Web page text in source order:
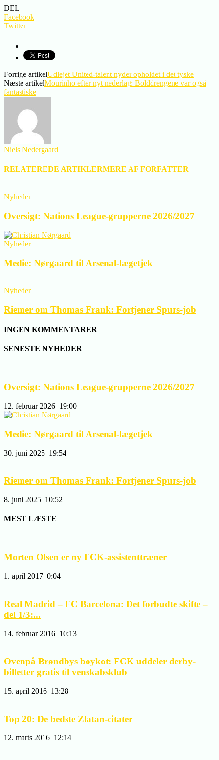
DEL
Facebook
Twitter
Forrige artikelUdlejet United-talent nyder opholdet i det tyske
Næste artikelMourinho efter nyt nederlag: Bolddrengene var også
fantastiske
Niels Nedergaard
RELATEREDE ARTIKLERMERE AF FORFATTER
Nyheder
Oversigt: Nations League-grupperne 2026/2027
Nyheder
Medie: Nørgaard til Arsenal-lægetjek
Nyheder
Riemer om Thomas Frank: Fortjener Spurs-job
INGEN KOMMENTARER
SENESTE NYHEDER
Oversigt: Nations League-grupperne 2026/2027
12. februar 2026 19:00
Medie: Nørgaard til Arsenal-lægetjek
30. juni 2025 19:54
Riemer om Thomas Frank: Fortjener Spurs-job
8. juni 2025 10:52
MEST LÆSTE
Morten Olsen er ny FCK-assistenttræner
1. april 2017 0:04
Real Madrid – FC Barcelona: Det forbudte skifte –
del 1/3:...
14. februar 2016 10:13
Ovenpå Brøndbys boykot: FCK uddeler derby-
billetter gratis til venskabsklub
15. april 2016 13:28
Top 20: De bedste Zlatan-citater
12. marts 2016 12:14